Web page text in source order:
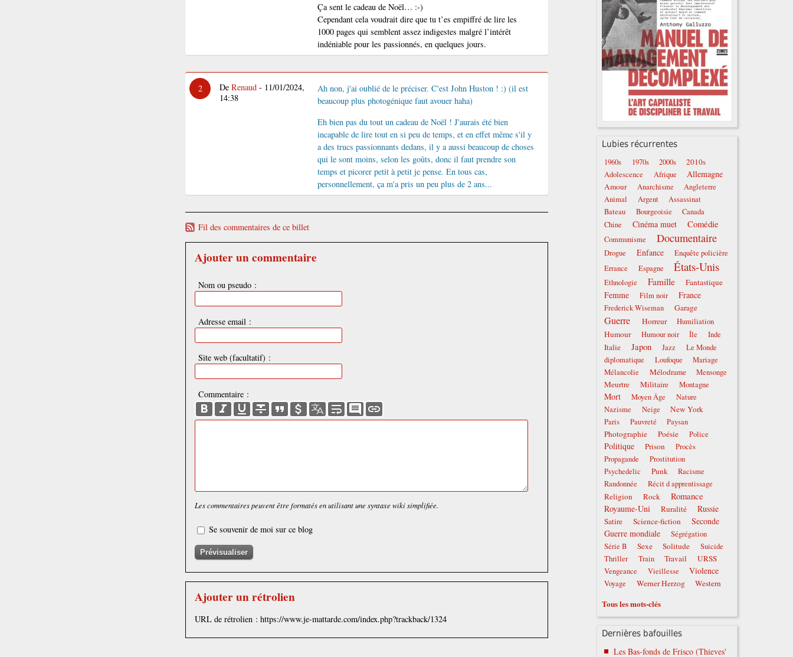
Ça sent le cadeau de Noël… :-)
Cependant cela voudrait dire que tu t’es empiffré de lire les
1000 pages qui semblent assez indigestes malgré l’intérêt
indéniable pour les passionnés, en quelques jours.
2 De Renaud- 11/01/2024,
14:38
Ah non, j'ai oublié de le préciser. C'est John Huston ! :) (il est
beaucoup plus photogénique faut avouer haha)
Eh bien pas du tout un cadeau de Noël ! J'aurais été bien
incapable de lire tout en si peu de temps, et en effet même s'il y
a des trucs passionnants dedans, il y a aussi beaucoup de choses
qui le sont moins, selon les goûts, donc il faut prendre son
temps et picorer petit à petit je pense. En tous cas,
personnellement, ça m'a pris un peu plus de 2 ans...
Fil des commentaires de ce billet
Ajouter un commentaire
Nom ou pseudo :
Adresse email :
Site web (facultatif) :
Commentaire :
Les commentaires peuvent être formatés en utilisant une syntaxe wiki simplifiée.
Se souvenir de moi sur ce blog
Ajouter un rétrolien
URL de rétrolien : https://www.je-mattarde.com/index.php?trackback/1324
Lubies récurrentes
1960s 1970s 2000s 2010s
Adolescence Afrique Allemagne
Amour Anarchisme
Angleterre
Animal
Argent
Assassinat
Bateau
Bourgeoisie
Canada
Chine
Cinéma muet Comédie
Communisme Documentaire
Drogue Enfance
Enquête policière
Errance
Espagne États-Unis
Ethnologie Famille Fantastique
Femme Film noir France
Frederick Wiseman Garage
Guerre Horreur Humiliation
Humour Humour noir Île Inde
Italie Japon Jazz
Le Monde
diplomatique
Loufoque
Mariage
Mélancolie
Mélodrame Mensonge
Meurtre Militaire Montagne
Mort Moyen Âge
Nature
Nazisme
Neige New York
Paris Pauvreté Paysan
Photographie Poésie Police
Politique Prison
Procès
Propagande
Prostitution
Psychedelic
Punk
Racisme
Randonnée
Récit d apprentissage
Religion Rock Romance
Royaume-Uni Ruralité Russie
Satire Science-fiction
Seconde
Guerre mondiale
Ségrégation
Série B
Sexe Solitude
Suicide
Thriller
Train Travail URSS
Vengeance Vieillesse Violence
Voyage Werner Herzog Western
Tous les mots-clés
Dernières bafouilles
Les Bas-fonds de Frisco (Thieves'